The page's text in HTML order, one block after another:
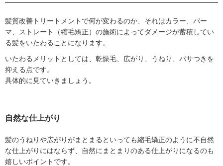
髪質改善トリートメントで何が変わるのか、それはカラー、パー
マ、ストレート（縮毛矯正）の施術によってダメージが蓄積してい
る髪をいたわることになります。
いたわるメリットとしては、乾燥毛、広がり、うねり、パサつきを
抑える点です。
具体的に見ていきましょう。
自然な仕上がり
髪のうねりや広がりがまとまるといっても縮毛矯正のように不自然
な仕上がりにはならず、自然にまとまりのある仕上がりになるのも
嬉しいポイントです。